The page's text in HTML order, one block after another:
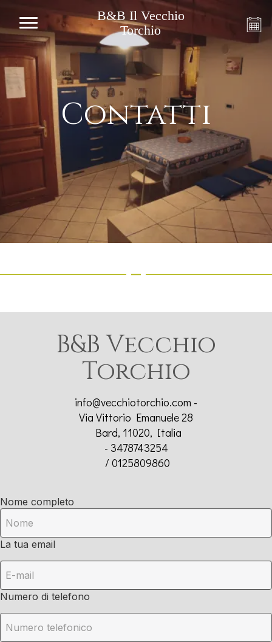
B&B Il Vecchio
Torchio
Contatti
B&B Vecchio
Torchio
info@vecchiotorchio.com -
Via Vittorio Emanuele 28
Bard, 11020, Italia
- 3478743254
/ 0125809860
Nome completo
La tua email
Numero di telefono